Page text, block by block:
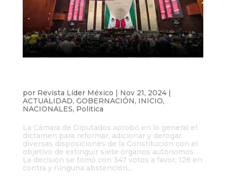
por Revista Líder México | Nov 21, 2024|
ACTUALIDAD, GOBERNACIÓN, INICIO,
NACIONALES, Politica
La Cámara de Diputados aprobó en lo general el
dictamen para reformar, adicionar y derogar
diversas disposiciones de la Constitución con el
objetivo de extinguir siete órganos autónomos.
La decisión se tomó con 347 votos a favor, 128 en
contra y ninguna abstención,...